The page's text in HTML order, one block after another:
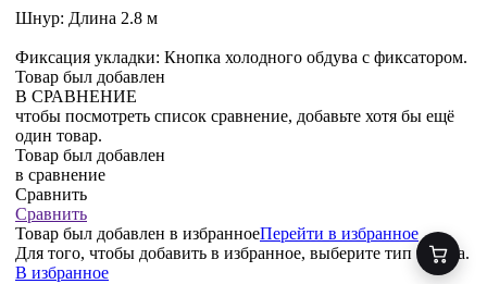
Шнур: Длина 2.8 м
Фиксация укладки: Кнопка холодного обдува с фиксатором.
Товар был добавлен
В СРАВНЕНИЕ
чтобы посмотреть список сравнение, добавьте хотя бы ещё
один товар.
Товар был добавлен
в сравнение
Сравнить
Сравнить
Товар был добавлен в избранноеПерейти в избранное
Для того, чтобы добавить в избранное, выберите тип товара.
В избранное